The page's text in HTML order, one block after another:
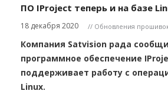
ПО IProject теперь и на базе
18 декабря 2020 // Обновления
Компания Satvision рада
программное обеспечение
поддерживает работу с
Linux.